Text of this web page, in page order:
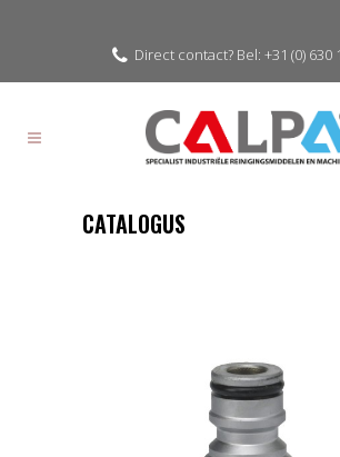
Direct contact? Bel: +31 (0) 630
CATALOGUS